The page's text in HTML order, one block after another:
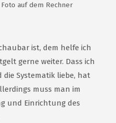
auf dem Rechner
ist, dem helfe ich
gerne weiter. Dass ich
Systematik liebe, hat
muss man im
und Einrichtung des